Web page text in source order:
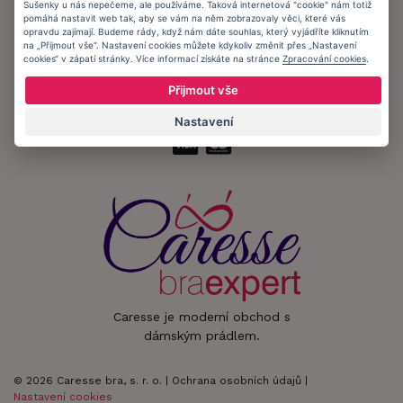
Caresse je moderní obchod s
dámským prádlem.
© 2026 Caresse bra, s. r. o. | Ochrana osobních údajů |
Nastavení cookies
Zůstaňte s námi v kontaktu.
Sušenky u nás nepečeme, ale používáme. Taková internetová "cookie" nám totiž
pomáhá nastavit web tak, aby se vám na něm zobrazovaly věci, které vás
opravdu zajímají. Budeme rády, když nám dáte souhlas, který vyjádříte kliknutím
na „Přijmout vše“. Nastavení cookies můžete kdykoliv změnit přes „Nastavení
cookies“ v zápatí stránky. Více informací získáte na stránce Zpracování cookies
Přijmout vše
Nastavení